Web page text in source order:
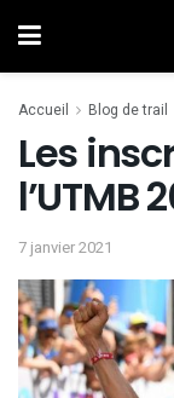
Accueil Blog de trail
Les
l’UTMB
7 janvier 2021